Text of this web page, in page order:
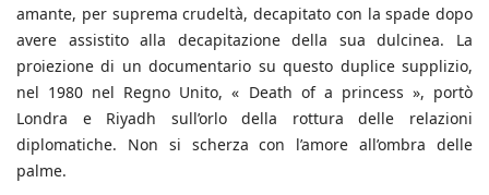
amante, per suprema crudeltà, decapitato con la spade dopo
avere assistito alla decapitazione della sua dulcinea. La
proiezione di un documentario su questo duplice supplizio,
nel 1980 nel Regno Unito, « Death of a princess », portò
Londra e Riyadh sull’orlo della rottura delle relazioni
diplomatiche. Non si scherza con l’amore all’ombra delle
palme.